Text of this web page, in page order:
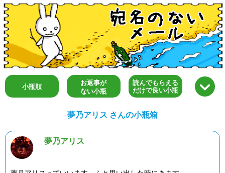
小瓶順
お返事が
ない小瓶
読んでもらえる
だけで良い小瓶
夢乃アリス さんの小瓶箱
夢乃アリス